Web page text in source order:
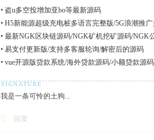
• 盗u多空投增加亚bo等最新源码
• H5新能源超级充电桩多语言完整版/5G浪潮推
• 最新NGK区块链源码/NGK矿机挖矿源码/NGK
• 易支付更新版/支持多客服轮询/解密后的源码
• vue开源版贷款系统/海外贷款源码/小额贷款源码
我是一条可怜的土狗...
回复